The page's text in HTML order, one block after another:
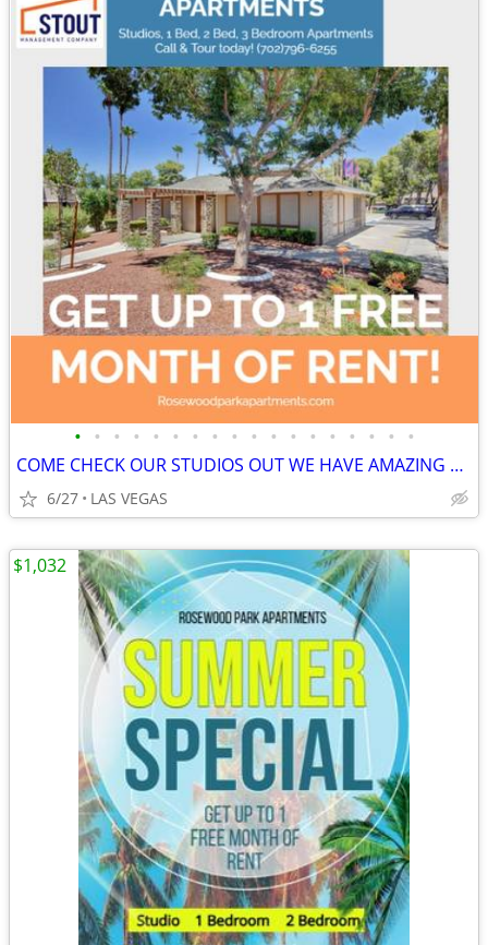
• • • • • • • • • • • • • • • • • •
COME CHECK OUR STUDIOS OUT WE HAVE AMAZING SPECIALS
6/27 LAS VEGAS
$1,032